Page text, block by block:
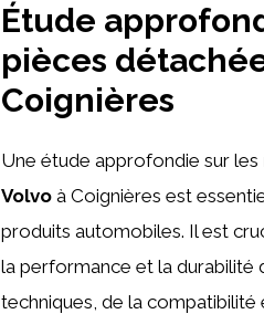
Étude
pièces
Coignières
Une étude approfondie sur les
Volvo à Coignières est
produits automobiles. Il est
la performance et la durabilité
techniques, de la